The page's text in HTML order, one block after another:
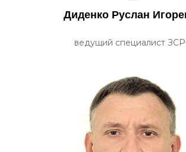
Диденко Руслан
ведущий специалист